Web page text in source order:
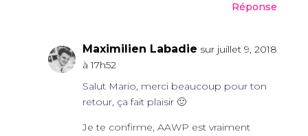
Réponse
Maximilien Labadie sur juillet 9, 2018
à 17h52
Salut Mario, merci beaucoup pour ton
retour, ça fait plaisir 🙂
Je te confirme, AAWP est vraiment